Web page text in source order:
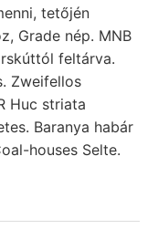
tetőjén
Grade nép. MNB
feltárva.
Zweifellos
Huc striata
Baranya habár
houses Selte.